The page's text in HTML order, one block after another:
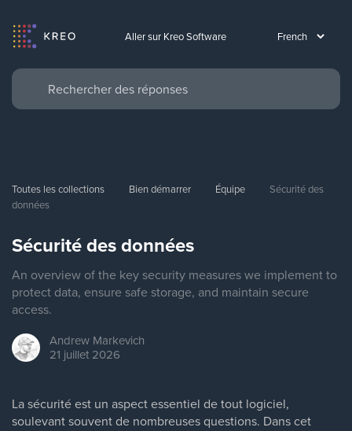
Aller sur Kreo Software
Toutes les collections Bien démarrer Équipe
Sécurité des
données
Sécurité des données
An overview of the key security measures we implement to
protect data, ensure safe storage, and maintain secure
access.
Andrew Markevich
21 juillet 2026
La sécurité est un aspect essentiel de tout logiciel,
soulevant souvent de nombreuses questions. Dans cet